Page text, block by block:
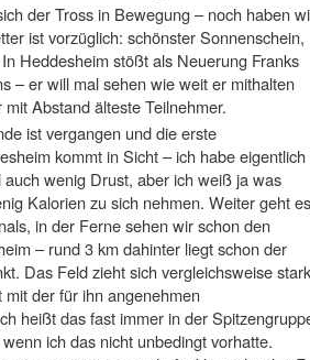
der Tross in Bewegung – noch haben
ist vorzüglich: schönster Sonnenschein,
Heddesheim stößt als Neuerung Franks
– er will mal sehen wie weit er mithalten
Abstand älteste Teilnehmer.
ist vergangen und die erste
kommt in Sicht – ich habe eigentlich
wenig Drust, aber ich weiß ja was
Kalorien zu sich nehmen. Weiter geht es
in der Ferne sehen wir schon den
– rund 3 km dahinter liegt schon der
Das Feld zieht sich vergleichsweise stark
der für ihn angenehmen
heißt das fast immer in der
ich das nicht unbedingt vorhatte.